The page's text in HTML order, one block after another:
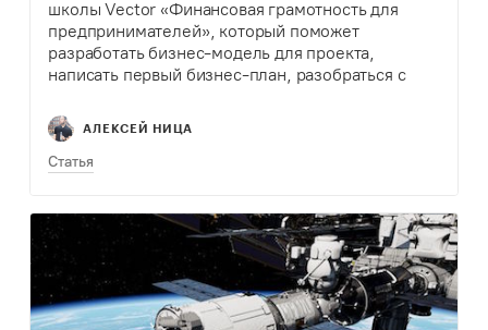
школы Vector «Финансовая грамотность для
предпринимателей», который поможет
разработать бизнес-модель для проекта,
написать первый бизнес-план, разобраться с
спрогнозировать выручку.
АЛЕКСЕЙ НИЦА
Статья